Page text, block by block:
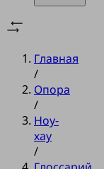
Главная
/
Опора
/
Ноу-
хау
/